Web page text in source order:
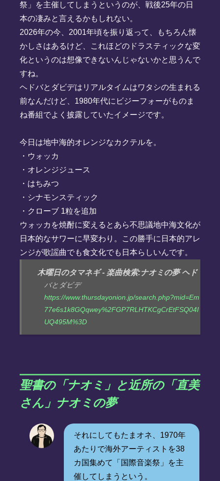
祭」を主催してしまうというのが、戦後25年の日
本の凄みと言えるかもしれない。
2026年の今、2001年頃を振り返って、もちろん懐
かしさはあるけど、これほどのドラスティックな変
化というのは想像できないんじゃないかと思うんで
すね。
ヘドバとダビデはリアルタイムはワタシの生まれる
前なんだけど、1980年代にビジーフォーがものま
ね番組でよく披露していたイメージです。
今日は地中海的オレンジなカクテルを。
・ウォッカ
・オレンジジュース
・はちみつ
・シナモンスティック
・クローブ 1粒を追加
ウォッカを焼酎に変えるとあら不思議地中海文化が
日本的なサワーに早変わり。この勝手に日本的アレ
ンジが歌謡曲でも食文化でも日本らしいんです。
木曜日のタマネギ - 楽曲検索:ナオミの夢 ヘド
バとダビデ
https://www.thursdayonion.jp/search.php?mid=Em
77e6s1k8GQqwey%2FGP7RLHTKCgCrEtFSQ04I
UQ495M%3D
聖書の「ナオミ」と近所の「直美
さん」ナオミの夢
それにしてもたまオネ、1970年
あたりで海外アーティストを38
カ国集めて「国際音楽祭」を主
催してしまうという。